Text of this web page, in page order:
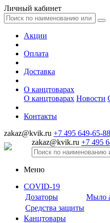
Личный кабинет
Акции
Оплата
Доставка
О канцтоварах
О канцтоварах Новости
Контакты
zakaz@kvik.ru +7 495 649-65-88
zakaz@kvik.ru +7 495
Меню
COVID-19
Дозаторы
Мыло
Средства защиты
Канцтовары